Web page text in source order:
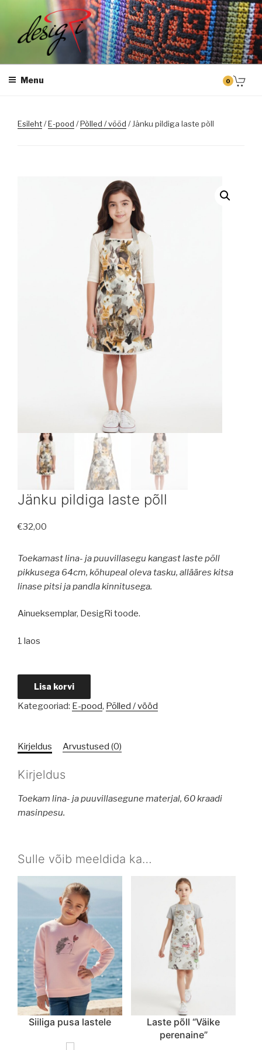
content
DESIGRI
Masintikkimine, tiimiriided, logo riietele tikkimine, kodukoha pusad,
Menu 0
Esileht/E-pood /Põlled / vööd / Jänku pildiga laste põll
Jänku pildiga laste põll
€32,00
Toekamast lina- ja puuvillasegu kangast laste põll
pikkusega 64cm, kõhupeal oleva tasku, allääres kitsa
linase pitsi ja pandla kinnitusega.
Ainueksemplar, DesigRi toode.
1 laos
Jänku
laste
Lisa korvi
Kategooriad: E-pood, Põlled / vööd
Kirjeldus Arvustused (0)
Kirjeldus
Toekam lina- ja puuvillasegune materjal, 60 kraadi
masinpesu.
Sulle võib meeldida ka…
Siiliga pusa lastele
Laste põll “Väike
perenaine”